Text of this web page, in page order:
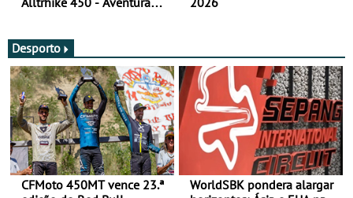
Desporto
CFMoto 450MT vence 23.ª
WorldSBK pondera alargar